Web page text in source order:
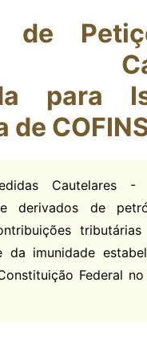
de
para
Cautelares -
derivados de
tributárias
da imunidade
Federal